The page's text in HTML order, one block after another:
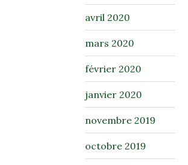
avril 2020
mars 2020
février 2020
janvier 2020
novembre 2019
octobre 2019